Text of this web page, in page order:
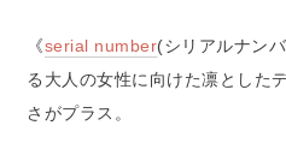
《serial number(シリアルナン
る大人の女性に向けた凛とした
さがプラス。